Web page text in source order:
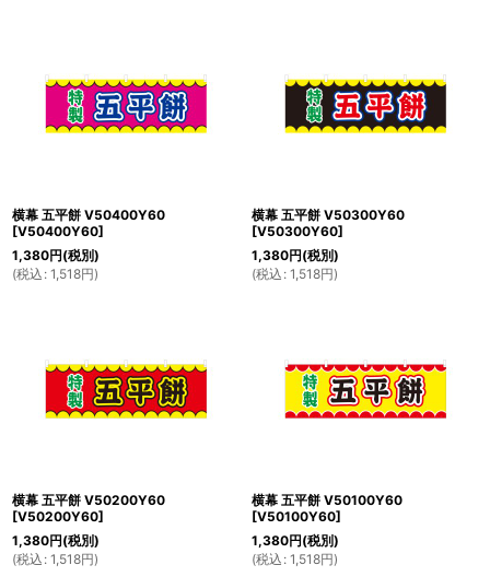
横幕 五平餅 V50400Y60
[V50400Y60]
1,380円(税別)
(税込 : 1,518円)
横幕 五平餅 V50300Y60
[V50300Y60]
1,380円(税別)
(税込 : 1,518円)
横幕 五平餅 V50200Y60
[V50200Y60]
1,380円(税別)
(税込 : 1,518円)
横幕 五平餅 V50100Y60
[V50100Y60]
1,380円(税別)
(税込 : 1,518円)